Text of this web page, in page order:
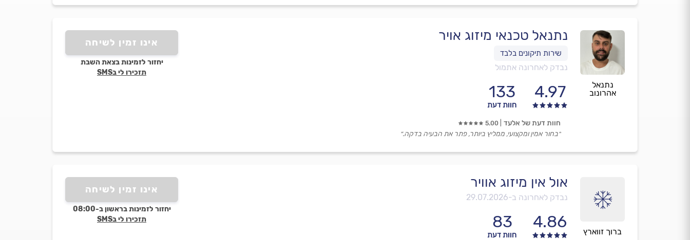
נתנאל
אהרונוב
נתנאל טכנאי מיזוג אויר
נבדק לאחרונה אתמול
4.97
133
חוות דעת
אינו זמין לשיחה
יחזור לזמינות בצאת השבת
תזכירו לי בSMS
חוות דעת של אלעד 5.00
״בחור אמין ומקצועי, ממליץ ביותר, פתר את הבעיה בדקה.״
ברוך זווארץ
אול אין מיזוג אוויר
נבדק לאחרונה ב-29.07.2026
4.86
83
חוות דעת
אינו זמין לשיחה
יחזור לזמינות בראשון ב-08:00
תזכירו לי בSMS